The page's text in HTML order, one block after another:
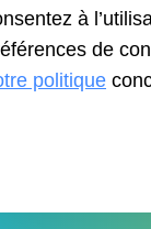
à
de
politique